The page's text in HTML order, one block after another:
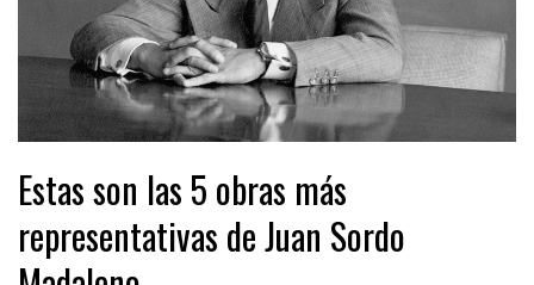
Estas son las 5 obras más
representativas de Juan Sordo